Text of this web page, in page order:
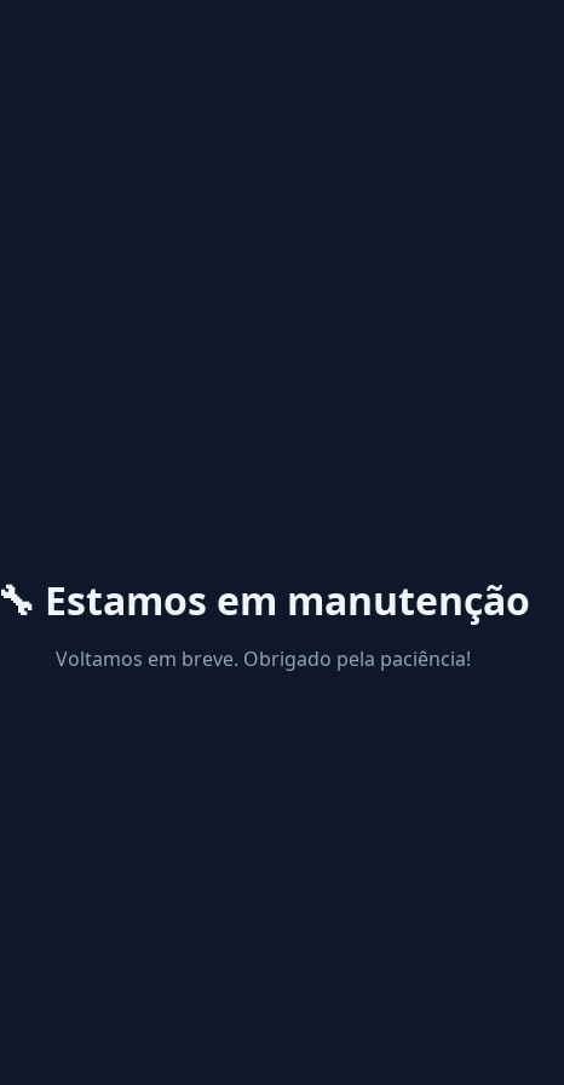
🔧 Estamos em manutenção
Voltamos em breve. Obrigado pela paciência!